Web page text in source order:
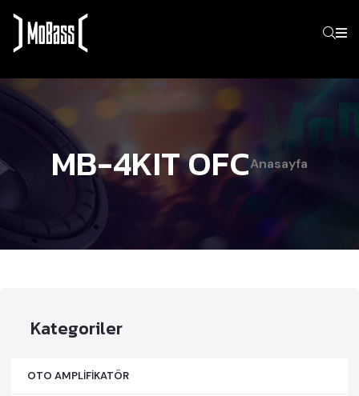
MB-4KIT OFCAnasayfa
Kategoriler
OTO AMPLİFİKATÖR